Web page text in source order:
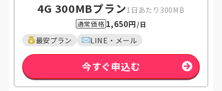
4G 300MBプラン1日あたり300MB
通常価格1,650円 /日
最安プラン LINE・メール
今すぐ申込む